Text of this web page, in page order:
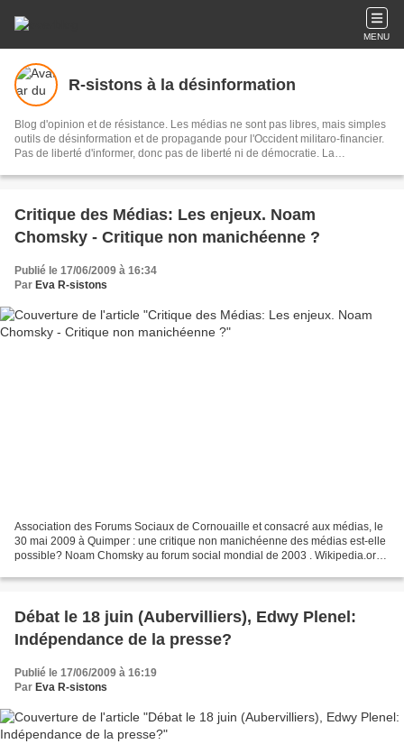
MENU
R-sistons à la désinformation
Blog d'opinion et de résistance. Les médias ne sont pas libres, mais simples
outils de désinformation et de propagande pour l'Occident militaro-financier.
Pas de liberté d'informer, donc pas de liberté ni de démocratie. La
penseuse, dénonce et interpelle.
Critique des Médias: Les enjeux. Noam
Chomsky - Critique non manichéenne ?
Publié le 17/06/2009 à 16:34
Par Eva R-sistons
Association des Forums Sociaux de Cornouaille et consacré aux médias, le
30 mai 2009 à Quimper : une critique non manichéenne des médias est-elle
possible? Noam Chomsky au forum social mondial de 2003 . Wikipedia.org
Débat le 18 juin (Aubervilliers), Edwy Plenel:
Indépendance de la presse?
Publié le 17/06/2009 à 16:19
Par Eva R-sistons